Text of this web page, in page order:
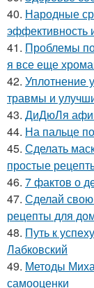
40. Народные
эффективность
41. Проблемы
я все еще
42. Уплотнение
травмы и
43. ДиДюЛя
44. На пальце
45. Сделать
простые
46. 7 фактов о
47. Сделай
рецепты для
48. Путь к
Лабковский
49. Методы
самооценки